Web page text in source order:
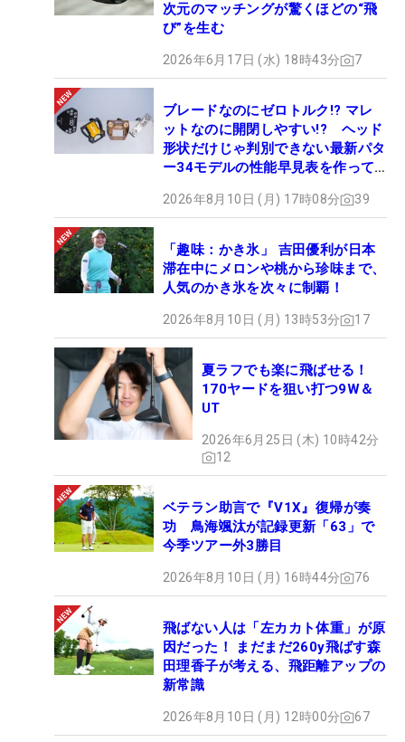
次元のマッチングが驚くほどの“飛
び”を生む
2026年6月17日 (水) 18時43分 7
ブレードなのにゼロトルク!? マレ
ットなのに開閉しやすい!? ヘッド
形状だけじゃ判別できない最新パタ
ー34モデルの性能早見表を作って
2026年8月10日 (月) 17時08分 39
「趣味：かき氷」 吉田優利が日本
滞在中にメロンや桃から珍味まで、
人気のかき氷を次々に制覇！
2026年8月10日 (月) 13時53分 17
夏ラフでも楽に飛ばせる！
170ヤードを狙い打つ9W＆
UT
2026年6月25日 (木) 10時42分
12
ベテラン助言で『V1X』復帰が奏
功 鳥海颯汰が記録更新「63」で
今季ツアー外3勝目
2026年8月10日 (月) 16時44分 76
飛ばない人は「左カカト体重」が原
因だった！ まだまだ260y飛ばす森
田理香子が考える、飛距離アップの
新常識
2026年8月10日 (月) 12時00分 67